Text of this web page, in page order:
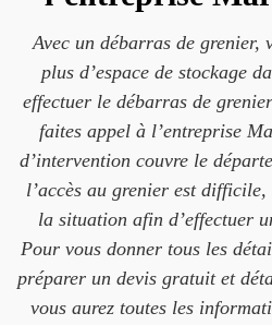
Avec un débarras de grenier,
plus d’espace de stockage
effectuer le débarras de
faites appel à l’entreprise
d’intervention couvre le
l’accès au grenier est difficile,
la situation afin d’effectuer
Pour vous donner tous les
préparer un devis gratuit et
vous aurez toutes les